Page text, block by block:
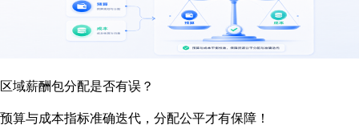
区域薪酬包分配是否有误？
预算与成本指标准确迭代，分配公平才有保障！